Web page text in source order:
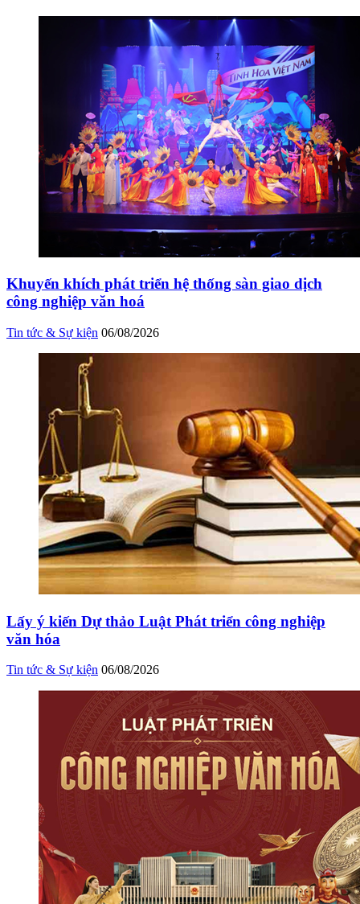
Khuyến khích phát triển hệ thống sàn giao dịch
công nghiệp văn hoá
Tin tức & Sự kiện 06/08/2026
Lấy ý kiến Dự thảo Luật Phát triển công nghiệp
văn hóa
Tin tức & Sự kiện 06/08/2026